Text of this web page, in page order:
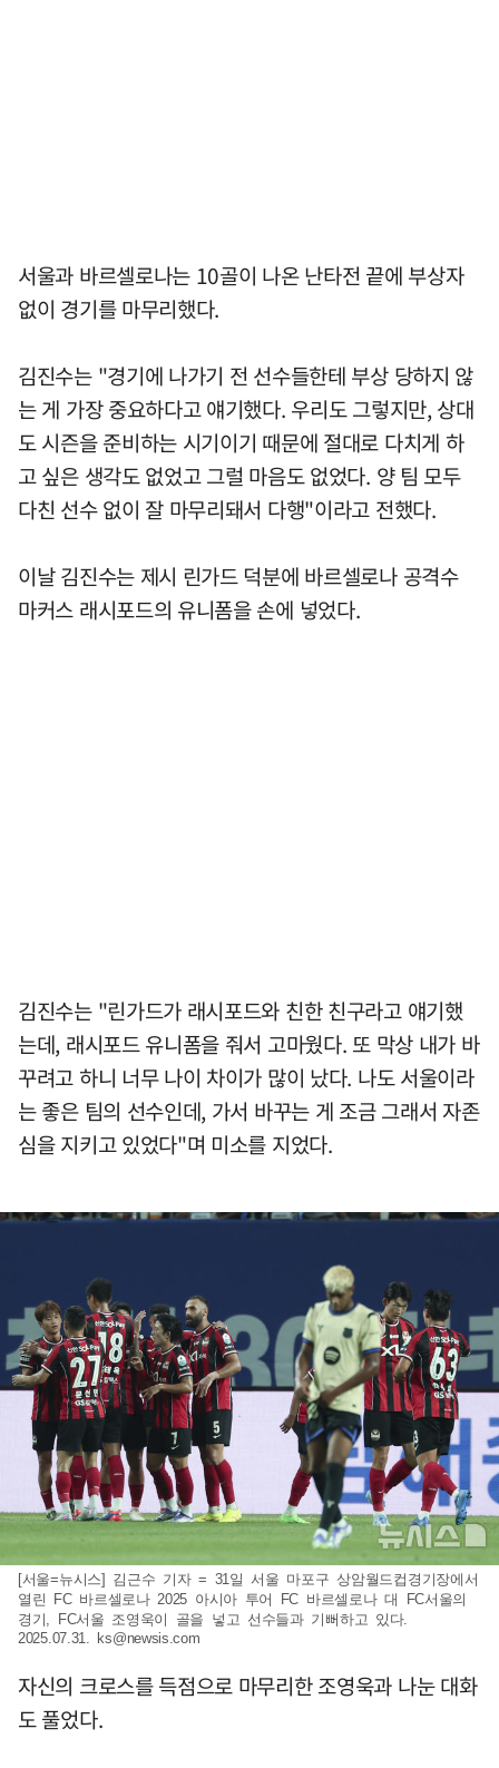
서울과 바르셀로나는 10골이 나온 난타전 끝에 부상자
없이 경기를 마무리했다.
김진수는 "경기에 나가기 전 선수들한테 부상 당하지 않
는 게 가장 중요하다고 얘기했다. 우리도 그렇지만, 상대
도 시즌을 준비하는 시기이기 때문에 절대로 다치게 하
고 싶은 생각도 없었고 그럴 마음도 없었다. 양 팀 모두
다친 선수 없이 잘 마무리돼서 다행"이라고 전했다.
이날 김진수는 제시 린가드 덕분에 바르셀로나 공격수
마커스 래시포드의 유니폼을 손에 넣었다.
김진수는 "린가드가 래시포드와 친한 친구라고 얘기했
는데, 래시포드 유니폼을 줘서 고마웠다. 또 막상 내가 바
꾸려고 하니 너무 나이 차이가 많이 났다. 나도 서울이라
는 좋은 팀의 선수인데, 가서 바꾸는 게 조금 그래서 자존
심을 지키고 있었다"며 미소를 지었다.
[서울=뉴시스] 김근수 기자 = 31일 서울 마포구 상암월드컵경기장에서
열린 FC 바르셀로나 2025 아시아 투어 FC 바르셀로나 대 FC서울의
경기, FC서울 조영욱이 골을 넣고 선수들과 기뻐하고 있다.
2025.07.31.
ks@newsis.com
자신의 크로스를 득점으로 마무리한 조영욱과 나눈 대화
도 풀었다.